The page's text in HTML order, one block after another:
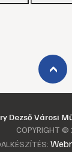
›
Dezső Városi
COPYRIGHT ©